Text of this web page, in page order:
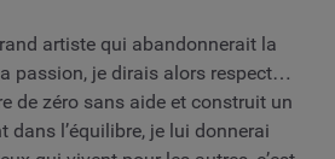
artiste qui abandonnerait la
passion, je dirais alors respect…
de zéro sans aide et construit un
dans l’équilibre, je lui donnerai